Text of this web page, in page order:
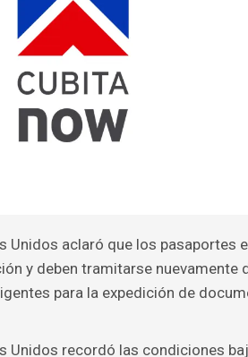
Unidos aclaró que los pasaportes
y deben tramitarse nuevamente
para la expedición de
Unidos recordó las condiciones